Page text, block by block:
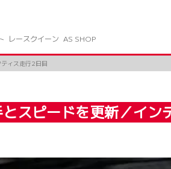
レースクイーン AS SHOP
ィス走行2日目
スピードを更新／イ